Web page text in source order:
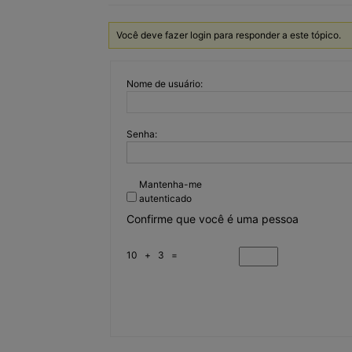
Você deve fazer login para responder a este tópico.
Nome de usuário:
Senha:
Mantenha-me
autenticado
Confirme que você é uma pessoa
10 + 3 =